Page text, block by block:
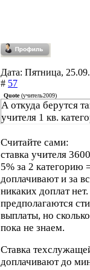
Дата: Пятница,
# 57
Quote(учитель2009)
А откуда берутся
учителя 1 кв.
Считайте сами:
ставка учителя
5% за 2 категорию
доплачивают и за
никаких доплат
предполагаются
выплаты, но
пока не знаем.
Ставка
доплачивают до